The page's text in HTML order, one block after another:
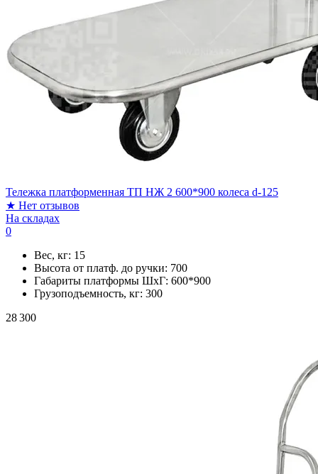
Тележка платформенная ТП НЖ 2 600*900 колеса d-125
★ Нет отзывов
На складах
0
Вес, кг: 15
Высота от платф. до ручки: 700
Габариты платформы ШxГ: 600*900
Грузоподъемность, кг: 300
28 300